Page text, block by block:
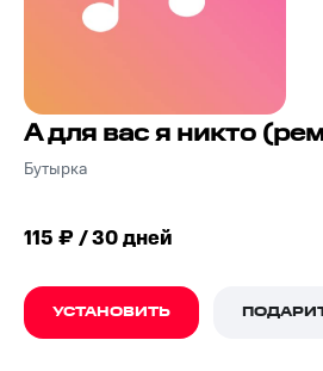
А для вас я никто
Бутырка
115 ₽ / 30 дней
УСТАНОВИТЬ